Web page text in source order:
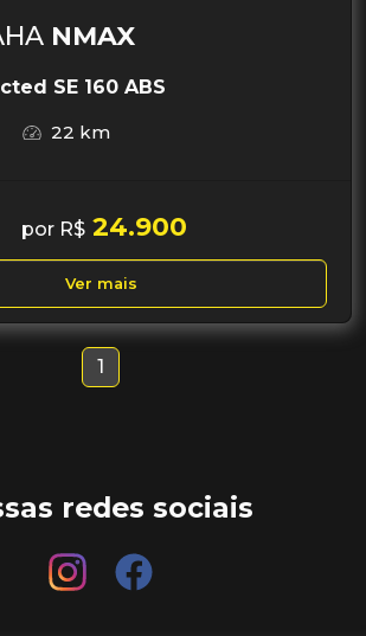
NMAX
SE 160 ABS
22 km
por R$ 24.900
Ver mais
1
redes sociais